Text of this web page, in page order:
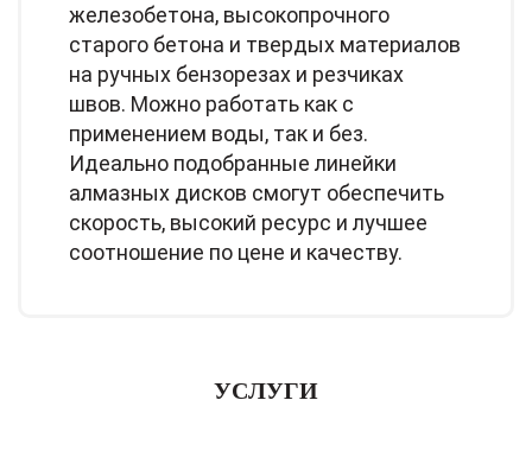
железобетона, высокопрочного
старого бетона и твердых материалов
на ручных бензорезах и резчиках
швов. Можно работать как с
применением воды, так и без.
Идеально подобранные линейки
алмазных дисков смогут обеспечить
скорость, высокий ресурс и лучшее
соотношение по цене и качеству.
УСЛУГИ